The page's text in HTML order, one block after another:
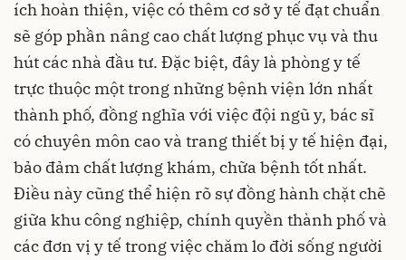
ích hoàn thiện, việc có thêm cơ sở y tế đạt chuẩn
sẽ góp phần nâng cao chất lượng phục vụ và thu
hút các nhà đầu tư. Đặc biệt, đây là phòng y tế
trực thuộc một trong những bệnh viện lớn nhất
thành phố, đồng nghĩa với việc đội ngũ y, bác sĩ
có chuyên môn cao và trang thiết bị y tế hiện đại,
bảo đảm chất lượng khám, chữa bệnh tốt nhất.
Điều này cũng thể hiện rõ sự đồng hành chặt chẽ
giữa khu công nghiệp, chính quyền thành phố và
các đơn vị y tế trong việc chăm lo đời sống người